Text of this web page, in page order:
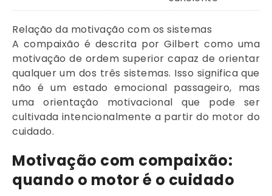
Relação da motivação com os sistemas
A compaixão é descrita por Gilbert como uma
motivação de ordem superior capaz de orientar
qualquer um dos três sistemas. Isso significa que
não é um estado emocional passageiro, mas
uma orientação motivacional que pode ser
cultivada intencionalmente a partir do motor do
cuidado.
Motivação com compaixão:
quando o motor é o cuidado